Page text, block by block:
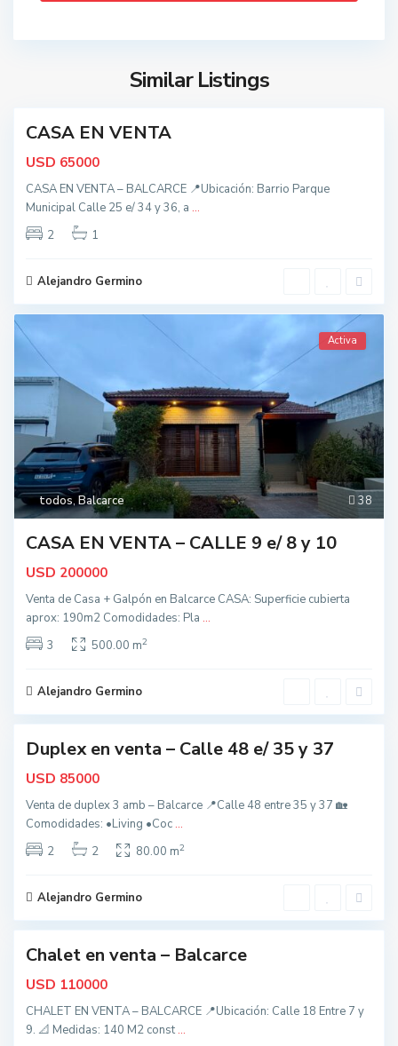
Similar Listings
CASA EN VENTA
USD 65000
CASA EN VENTA – BALCARCE 📍Ubicación: Barrio Parque
Municipal Calle 25 e/ 34 y 36, a ...
2
1
Alejandro Germino
38
todos,Balcarce
Activa
CASA EN VENTA – CALLE 9 e/ 8 y 10
USD 200000
Venta de Casa + Galpón en Balcarce CASA: Superficie cubierta
aprox: 190m2 Comodidades: Pla ...
3
500.00 m2
Alejandro Germino
t
o
d
o
s
,
B
l
c
a
c
Duplex en venta – Calle 48 e/ 35 y 37
USD 85000
Venta de duplex 3 amb – Balcarce 📍Calle 48 entre 35 y 37 🏡
Comodidades: •Living •Coc ...
2
2 80.00 m2
Alejandro Germino
t
d
B
l
c
a
c
Chalet en venta – Balcarce
USD 110000
CHALET EN VENTA – BALCARCE 📍Ubicación: Calle 18 Entre 7 y
9. 📐 Medidas: 140 M2 const ...